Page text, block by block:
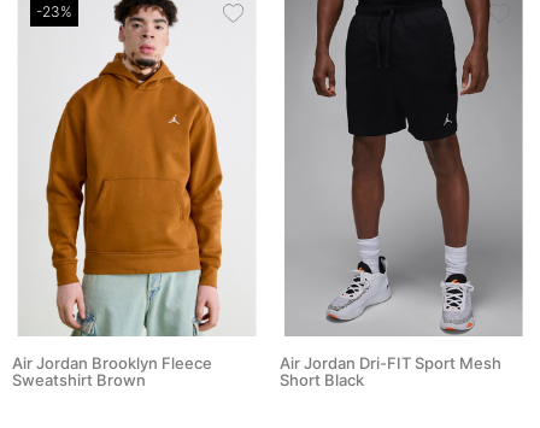
-23%
Air Jordan Brooklyn Fleece
Sweatshirt Brown
Air Jordan Dri-FIT Sport Mesh
Short Black